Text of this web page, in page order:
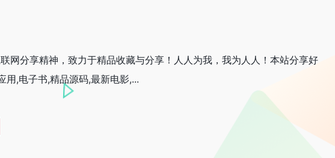
网分享精神，致力于精品收藏与分享！人人为我，我为人人！本站分享好
用,电子书,精品源码,最新电影,...